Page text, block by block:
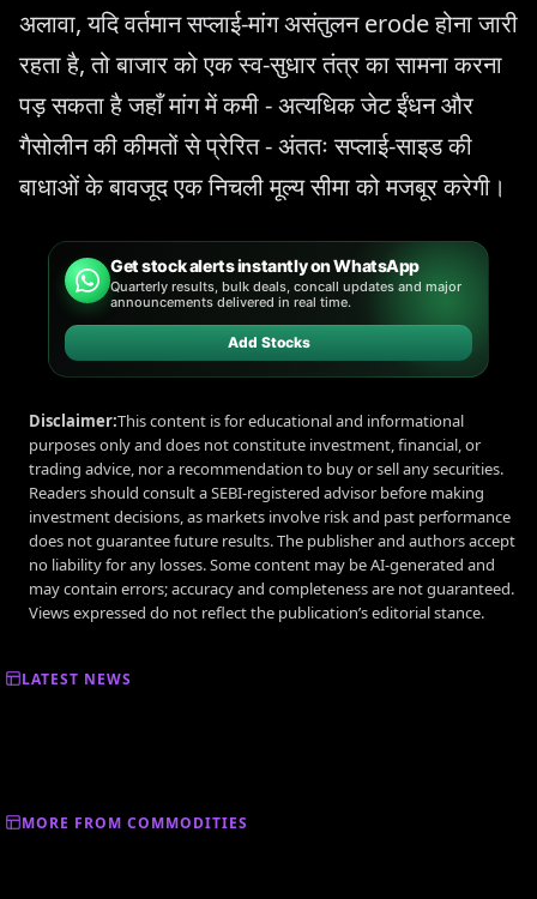
अलावा, यदि वर्तमान सप्लाई-मांग असंतुलन erode होना जारी
रहता है, तो बाजार को एक स्व-सुधार तंत्र का सामना करना
पड़ सकता है जहाँ मांग में कमी - अत्यधिक जेट ईंधन और
गैसोलीन की कीमतों से प्रेरित - अंततः सप्लाई-साइड की
बाधाओं के बावजूद एक निचली मूल्य सीमा को मजबूर करेगी।
Get stock alerts instantly on WhatsApp
Quarterly results, bulk deals, concall updates and major
announcements delivered in real time.
Add Stocks
Disclaimer:This content is for educational and informational
purposes only and does not constitute investment, financial, or
trading advice, nor a recommendation to buy or sell any securities.
Readers should consult a SEBI-registered advisor before making
investment decisions, as markets involve risk and past performance
does not guarantee future results. The publisher and authors accept
no liability for any losses. Some content may be AI-generated and
may contain errors; accuracy and completeness are not guaranteed.
Views expressed do not reflect the publication’s editorial stance.
LATEST NEWS
MORE FROM COMMODITIES